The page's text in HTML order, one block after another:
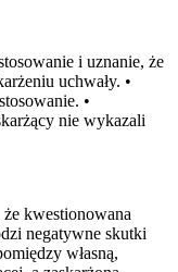
i uznanie, że
uchwały. •
•
nie wykazali
kwestionowana
negatywne skutki
własną,